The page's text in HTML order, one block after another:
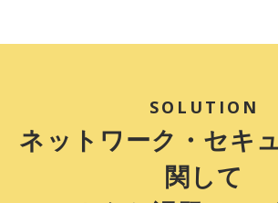
SOLUTION
ネットワーク・セキ
関して